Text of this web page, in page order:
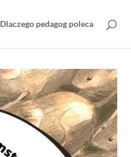
Dlaczego pedagog poleca